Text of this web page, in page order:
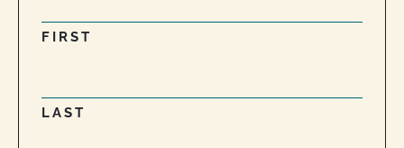
FIRST
LAST